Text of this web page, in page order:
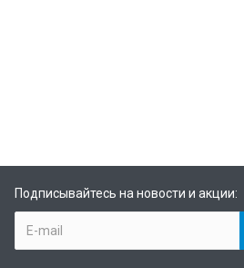
Подписывайтесь на новости и акции: